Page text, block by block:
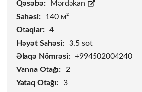
Qəsəbə:
Mərdəkan
Sahəsi:
140 м²
Otaqlar:
4
Həyət Sahəsi:
3.5 sot
Əlaqə Nömrəsi:
+994502004240
Vanna Otağı:
2
Yataq Otağı:
3